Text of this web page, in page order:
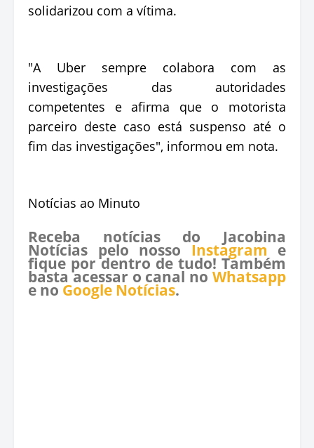
solidarizou com a vítima.
"A Uber sempre colabora com as
investigações das autoridades
competentes e afirma que o motorista
parceiro deste caso está suspenso até o
fim das investigações", informou em nota.
Notícias ao Minuto
Receba notícias do Jacobina
Notícias pelo nosso Instagram e
fique por dentro de tudo! Também
basta acessar o canal no Whatsapp
e no Google Notícias.